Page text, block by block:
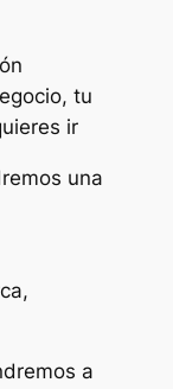
tu
ir
una
a